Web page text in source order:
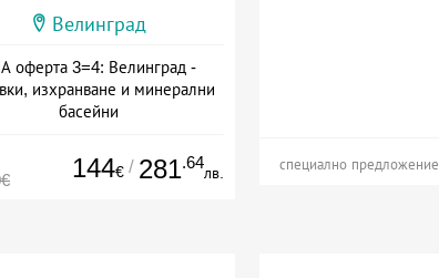
Велинград
оферта 3=4: Велинград -
изхранване и минерални
басейни
144€ / 281.64
лв. специално предложение